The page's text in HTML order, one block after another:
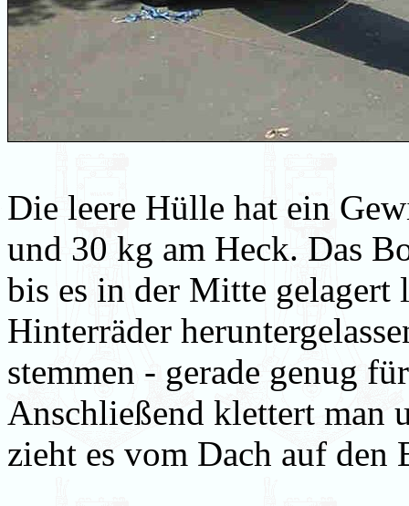
Die leere Hülle hat ein
und 30 kg am Heck. Das
bis es in der Mitte gelagert
Hinterräder
stemmen - gerade genug
Anschließend klettert man
zieht es vom Dach auf den